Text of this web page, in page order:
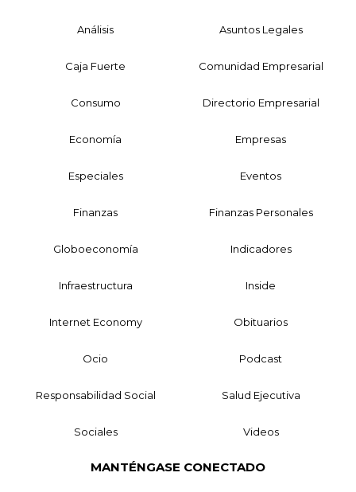
Análisis Asuntos Legales
Caja Fuerte Comunidad Empresarial
Consumo Directorio Empresarial
Economía Empresas
Especiales Eventos
Finanzas Finanzas Personales
Globoeconomía Indicadores
Infraestructura Inside
Internet Economy Obituarios
Ocio Podcast
Responsabilidad Social Salud Ejecutiva
Sociales Videos
MANTÉNGASE CONECTADO